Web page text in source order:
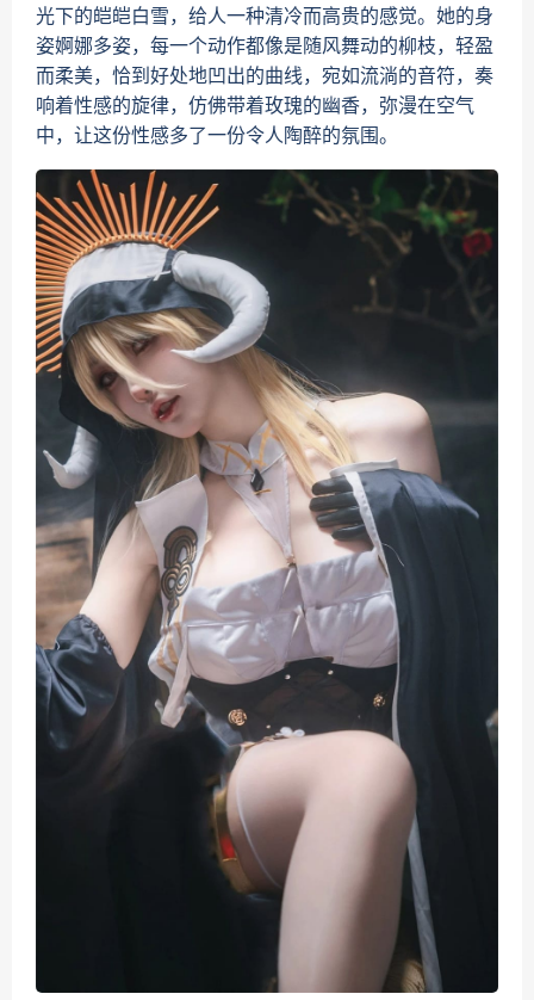
光下的皑皑白雪，给人一种清冷而高贵的感觉。她的身
姿婀娜多姿，每一个动作都像是随风舞动的柳枝，轻盈
而柔美，恰到好处地凹出的曲线，宛如流淌的音符，奏
响着性感的旋律，仿佛带着玫瑰的幽香，弥漫在空气
中，让这份性感多了一份令人陶醉的氛围。